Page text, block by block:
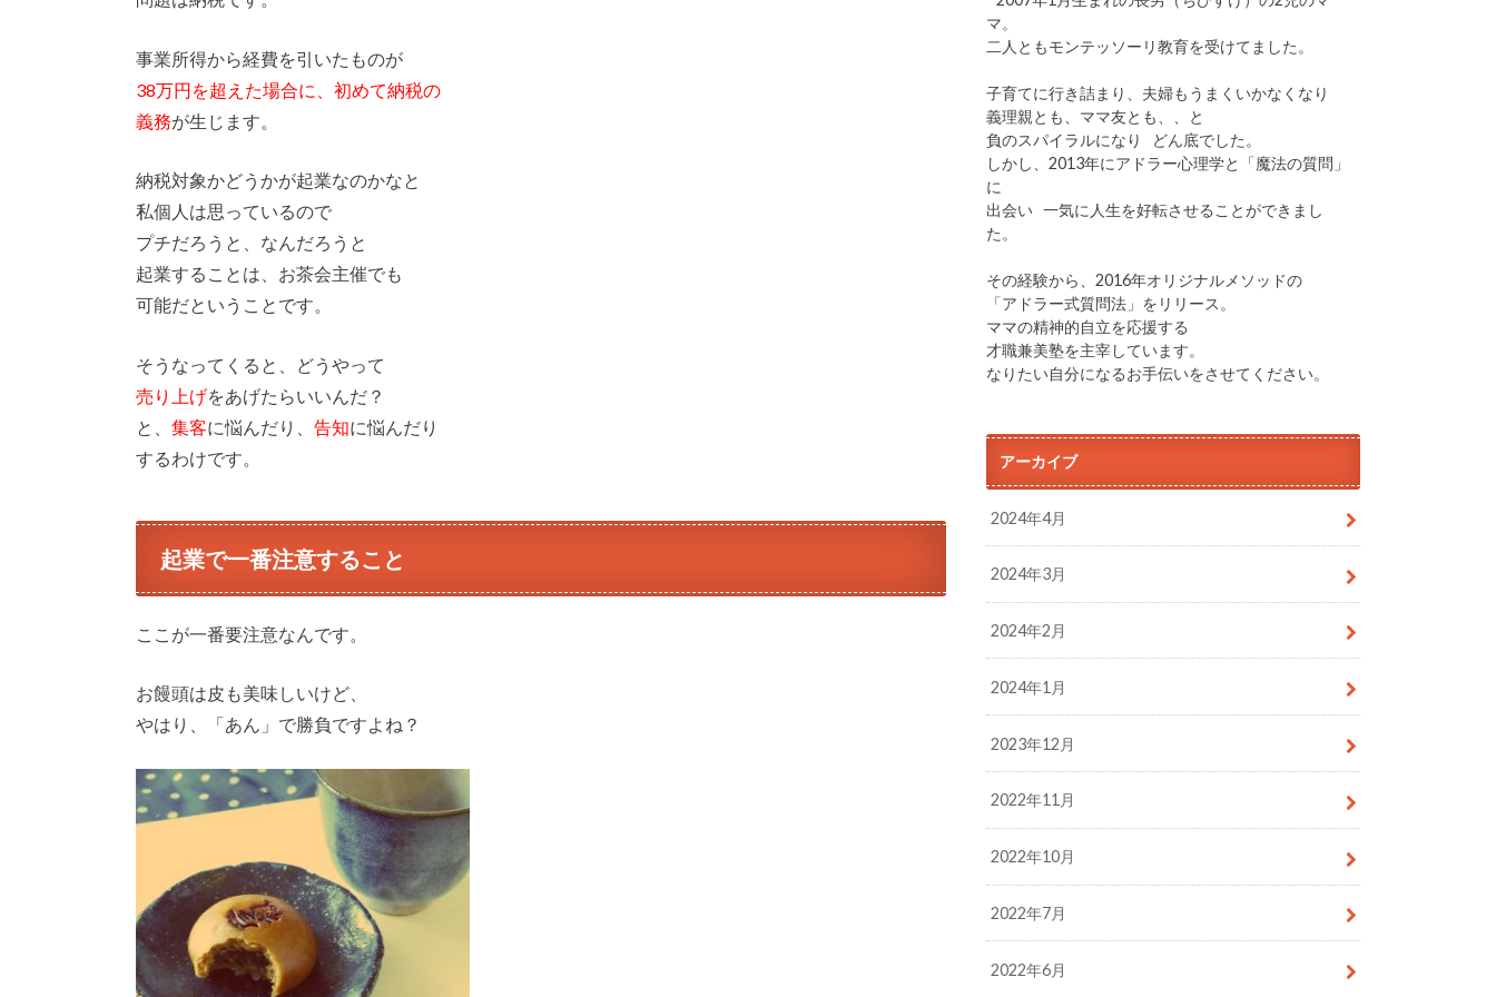
事業所得から経費を引いたものが
38万円を超えた場合に、初めて納税の
義務が生じます。
納税対象かどうかが起業なのかなと
私個人は思っているので
プチだろうと、なんだろうと
起業することは、お茶会主催でも
可能だということです。
そうなってくると、どうやって
売り上げをあげたらいいんだ？
と、 集客に悩んだり、 告知に悩んだり
するわけです。
起業で一番注意すること
ここが一番要注意なんです。
お饅頭は皮も美味しいけど、
やはり、「あん」で勝負ですよね？
マ。
二人ともモンテッソーリ教育を受けてました。
子育てに行き詰まり、夫婦もうまくいかなくなり
義理親とも、ママ友とも、、と
負のスパイラルになり どん底でした。
しかし、2013年にアドラー心理学と「魔法の質問」
に
出会い 一気に人生を好転させることができまし
た。
その経験から、2016年オリジナルメソッドの
「アドラー式質問法」をリリース。
ママの精神的自立を応援する
才職兼美塾を主宰しています。
なりたい自分になるお手伝いをさせてください。
アーカイブ
2024年4月
2024年3月
2024年2月
2024年1月
2023年12月
2022年11月
2022年10月
2022年7月
2022年6月